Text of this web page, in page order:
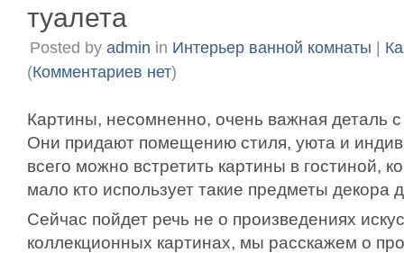
туалета
Posted by admin in Интерьер ванной комнаты
(Комментариев нет)
Картины, несомненно, очень важная деталь
Они придают помещению стиля, уюта и
всего можно встретить картины в гостиной,
мало кто использует такие предметы
Сейчас пойдет речь не о произведениях
коллекционных картинах, мы расскажем о